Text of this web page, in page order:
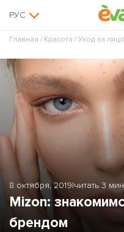
РУС
Главная / Красота / Уход за
8 октября, 2019|читать 3 мин
Mizon:
брендом